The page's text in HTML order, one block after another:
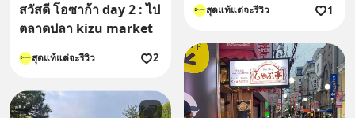
สุดแท้แต่จะรีวิว 1
สวัสดี โอซาก้า day 2 : ไป
ตลาดปลา kizu market
สุดแท้แต่จะรีวิว 2